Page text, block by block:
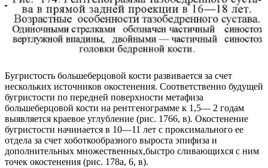
Бугристость большеберцовой кости развивается за счет
нескольких источников окостенения. Соответственно будущей
бугристости по передней поверхности метафиза
большеберцовой кости на рентгенограмме к 1,5— 2 годам
выявляется краевое углубление (рис. 1766, в). Окостенение
бугристости начинается в 10—11 лет с проксимального ее
отдела за счет хоботкообразного выроста эпифиза и
дополнительных множественных,быстро сливающихся с ним
точек окостенения (рис. 178а, 6, в).